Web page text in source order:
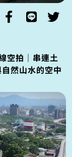
空拍｜串連土
然山水的空中